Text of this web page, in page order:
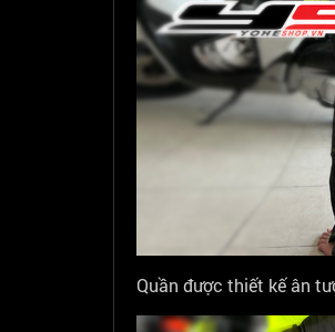
Quần được thiết kế ân